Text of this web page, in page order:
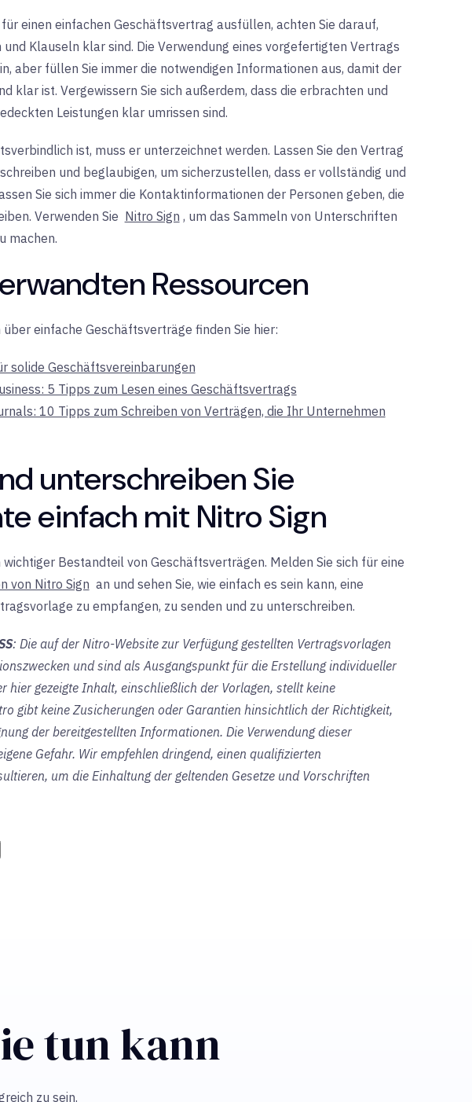
einen einfachen Geschäftsvertrag ausfüllen, achten Sie darauf,
Klauseln klar sind. Die Verwendung eines vorgefertigten Vertrags
aber füllen Sie immer die notwendigen Informationen aus, damit der
klar ist. Vergewissern Sie sich außerdem, dass die erbrachten und
Leistungen klar umrissen sind.
ist, muss er unterzeichnet werden. Lassen Sie den Vertrag
und beglaubigen, um sicherzustellen, dass er vollständig und
Sie sich immer die Kontaktinformationen der Personen geben, die
Verwenden Sie Nitro Sign , um das Sammeln von Unterschriften
machen.
Ressourcen
einfache Geschäftsverträge finden Sie hier:
solide Geschäftsvereinbarungen
5 Tipps zum Lesen eines Geschäftsvertrags
10 Tipps zum Schreiben von Verträgen, die Ihr Unternehmen
unterschreiben Sie
einfach mit Nitro Sign
Bestandteil von Geschäftsverträgen. Melden Sie sich für eine
von Nitro Sign an und sehen Sie, wie einfach es sein kann, eine
zu empfangen, zu senden und zu unterschreiben.
: Die auf der Nitro-Website zur Verfügung gestellten Vertragsvorlagen
und sind als Ausgangspunkt für die Erstellung individueller
hier gezeigte Inhalt, einschließlich der Vorlagen, stellt keine
gibt keine Zusicherungen oder Garantien hinsichtlich der Richtigkeit,
der bereitgestellten Informationen. Die Verwendung dieser
Gefahr. Wir empfehlen dringend, einen qualifizierten
um die Einhaltung der geltenden Gesetze und Vorschriften
tun kann
zu sein.